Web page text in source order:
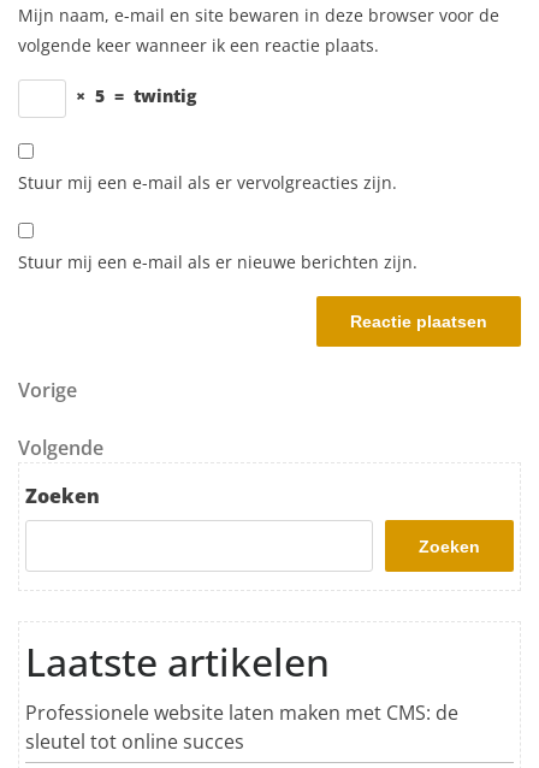
Mijn naam, e-mail en site bewaren in deze browser voor de
volgende keer wanneer ik een reactie plaats.
× 5 = twintig
Stuur mij een e-mail als er vervolgreacties zijn.
Stuur mij een e-mail als er nieuwe berichten zijn.
Berichtnavigatie
Vorig bericht
Vorige
Volgend bericht
Volgende
Zoeken
Zoeken
Laatste artikelen
Professionele website laten maken met CMS: de
sleutel tot online succes